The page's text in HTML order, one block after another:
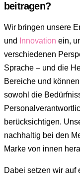
beitragen?
Wir bringen unsere
und
Innovation ein,
verschiedenen
Sprache – und die
Bereiche und
sowohl die
berücksichtigen.
nachhaltig bei den
Marke von innen
Dabei setzen wir auf